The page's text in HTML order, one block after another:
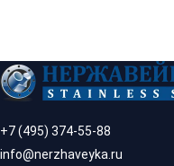
+7 (495) 374-55-88
info@nerzhaveyka.ru